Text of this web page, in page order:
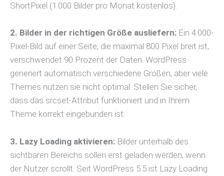
ShortPixel (1.000 Bilder pro Monat kostenlos).
2. Bilder in der richtigen Größe ausliefern: Ein 4.000-
Pixel-Bild auf einer Seite, die maximal 800 Pixel breit ist,
verschwendet 90 Prozent der Daten. WordPress
generiert automatisch verschiedene Größen, aber viele
Themes nutzen sie nicht optimal. Stellen Sie sicher,
dass das srcset-Attribut funktioniert und in Ihrem
Theme korrekt eingebunden ist.
3. Lazy Loading aktivieren: Bilder unterhalb des
sichtbaren Bereichs sollen erst geladen werden, wenn
der Nutzer scrollt. Seit WordPress 5.5 ist Lazy Loading